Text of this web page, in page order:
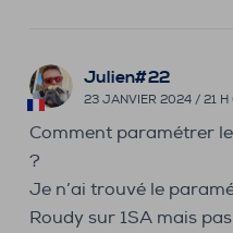
Julien#22
23 JANVIER 2024 / 21 H
Comment paramétrer
?
Je n’ai trouvé le
Roudy sur 1SA mais